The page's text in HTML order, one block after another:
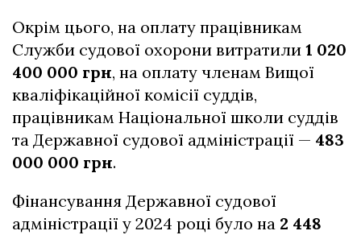
Окрім цього, на оплату працівникам
Служби судової охорони витратили 1 020
400 000 грн, на оплату членам Вищої
кваліфікаційної комісії суддів,
працівникам Національної школи суддів
та Державної судової адміністрації — 483
000 000 грн.
Фінансування Державної судової
адміністрації у 2024 році було на 2 448